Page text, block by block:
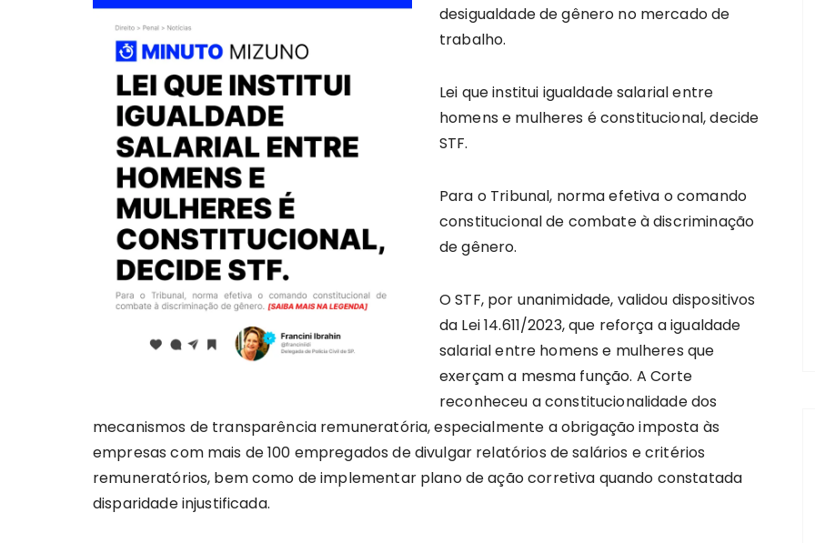
desigualdade de gênero no mercado de
trabalho.
Lei que institui igualdade salarial entre
homens e mulheres é constitucional, decide
STF.
Para o Tribunal, norma efetiva o comando
constitucional de combate à discriminação
de gênero.
O STF, por unanimidade, validou dispositivos
da Lei 14.611/2023, que reforça a igualdade
salarial entre homens e mulheres que
exerçam a mesma função. A Corte
reconheceu a constitucionalidade dos
mecanismos de transparência remuneratória, especialmente a obrigação imposta às
empresas com mais de 100 empregados de divulgar relatórios de salários e critérios
remuneratórios, bem como de implementar plano de ação corretiva quando constatada
disparidade injustificada.